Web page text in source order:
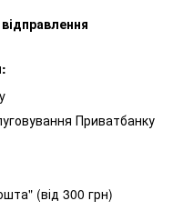
Приватбанку
(від 300 грн)